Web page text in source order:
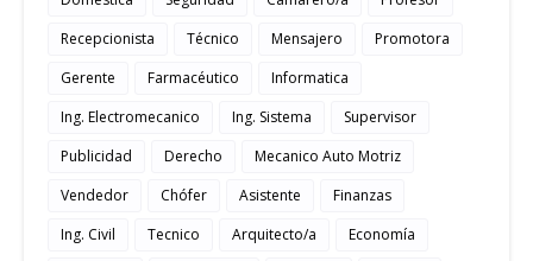
Recepcionista
Técnico Mensajero
Promotora
Gerente
Farmacéutico
Informatica
Ing. Electromecanico
Ing. Sistema
Supervisor
Publicidad
Derecho
Mecanico Auto Motriz
Vendedor
Chófer Asistente
Finanzas
Ing. Civil
Tecnico Arquitecto/a
Economía